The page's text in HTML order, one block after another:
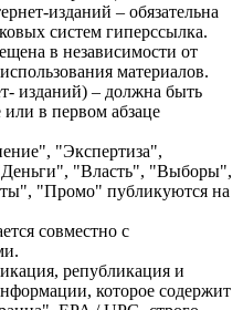
изданий – обязательна
систем гиперссылка.
в независимости от
материалов.
изданий) – должна быть
или в первом абзаце
"Экспертиза",
"Власть", "Выборы",
"Промо" публикуются на
совместно с
републикация и
которое содержит